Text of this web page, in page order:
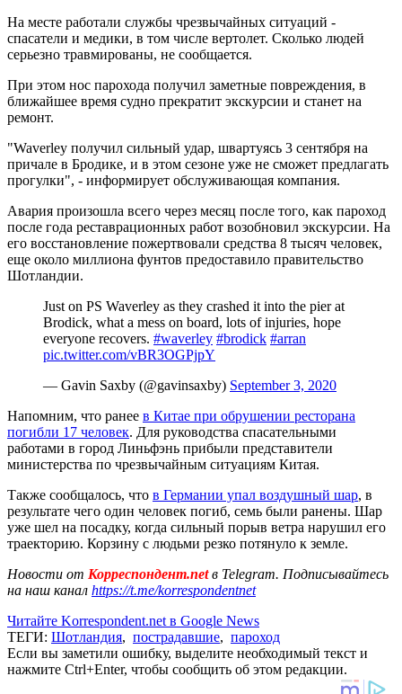
На месте работали службы чрезвычайных ситуаций -
спасатели и медики, в том числе вертолет. Сколько людей
серьезно травмированы, не сообщается.
При этом нос парохода получил заметные повреждения, в
ближайшее время судно прекратит экскурсии и станет на
ремонт.
"Waverley получил сильный удар, швартуясь 3 сентября на
причале в Бродике, и в этом сезоне уже не сможет предлагать
прогулки", - информирует обслуживающая компания.
Авария произошла всего через месяц после того, как пароход
после года реставрационных работ возобновил экскурсии. На
его восстановление пожертвовали средства 8 тысяч человек,
еще около миллиона фунтов предоставило правительство
Шотландии.
Just on PS Waverley as they crashed it into the pier at
Brodick, what a mess on board, lots of injuries, hope
everyone recovers. #waverley #brodick #arran
pic.twitter.com/vBR3OGPjpY
— Gavin Saxby (@gavinsaxby) September 3, 2020
Напомним, что ранее в Китае при обрушении ресторана
погибли 17 человек. Для руководства спасательными
работами в город Линьфэнь прибыли представители
министерства по чрезвычайным ситуациям Китая.
Также сообщалось, что в Германии упал воздушный шар, в
результате чего один человек погиб, семь были ранены. Шар
уже шел на посадку, когда сильный порыв ветра нарушил его
траекторию. Корзину с людьми резко потянуло к земле.
Новости от Корреспондент.netв Telegram. Подписывайтесь
на наш канал https://t.me/korrespondentnet
Читайте Korrespondent.net в Google News
ТЕГИ: Шотландия, пострадавшие, пароход
Если вы заметили ошибку, выделите необходимый текст и
нажмите Ctrl+Enter, чтобы сообщить об этом редакции.